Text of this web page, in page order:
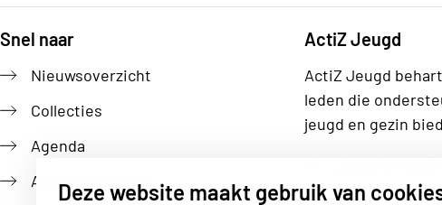
Deze website maakt gebruik van
Snel naar
Nieuwsoverzicht
Collecties
Agenda
ActiZ Newsroom
ActiZ Jeugd
ActiZ Jeugd
leden die
jeugd en gezin